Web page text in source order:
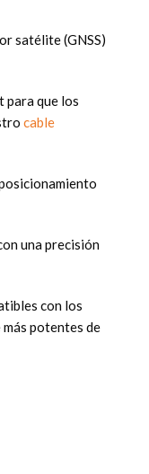
satélite (GNSS)
para que los
cable
una precisión
con los
potentes de